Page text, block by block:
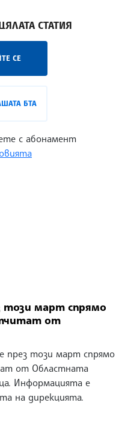
СТАТИЯ
СЕ
БТА
с абонамент
този март спрямо
от
през този март спрямо
от Областната
Информацията е
на дирекцията.